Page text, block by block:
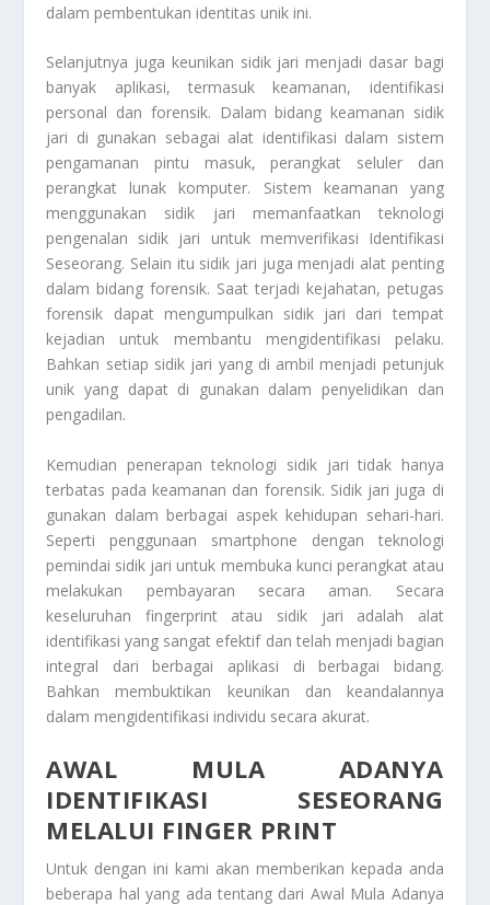
dalam pembentukan identitas unik ini.
Selanjutnya juga keunikan sidik jari menjadi dasar bagi
banyak aplikasi, termasuk keamanan, identifikasi
personal dan forensik. Dalam bidang keamanan sidik
jari di gunakan sebagai alat identifikasi dalam sistem
pengamanan pintu masuk, perangkat seluler dan
perangkat lunak komputer. Sistem keamanan yang
menggunakan sidik jari memanfaatkan teknologi
pengenalan sidik jari untuk memverifikasi
Identifikasi
Seseorang. Selain itu sidik jari juga menjadi alat penting
dalam bidang forensik. Saat terjadi kejahatan, petugas
forensik dapat mengumpulkan sidik jari dari tempat
kejadian untuk membantu mengidentifikasi pelaku.
Bahkan setiap sidik jari yang di ambil menjadi petunjuk
unik yang dapat di gunakan dalam penyelidikan dan
pengadilan.
Kemudian penerapan teknologi sidik jari tidak hanya
terbatas pada keamanan dan forensik. Sidik jari juga di
gunakan dalam berbagai aspek kehidupan sehari-hari.
Seperti penggunaan smartphone dengan teknologi
pemindai sidik jari untuk membuka kunci perangkat atau
melakukan pembayaran secara aman. Secara
keseluruhan fingerprint atau sidik jari adalah alat
identifikasi yang sangat efektif dan telah menjadi bagian
integral dari berbagai aplikasi di berbagai bidang.
Bahkan membuktikan keunikan dan keandalannya
dalam mengidentifikasi individu secara akurat.
AWAL MULA ADANYA
IDENTIFIKASI SESEORANG
MELALUI FINGER PRINT
Untuk dengan ini kami akan memberikan kepada anda
beberapa hal yang ada tentang dari Awal Mula Adanya